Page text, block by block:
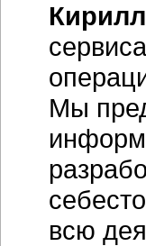
Мы
всю